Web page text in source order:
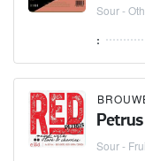
Sour -
:
Petrus
Sour -